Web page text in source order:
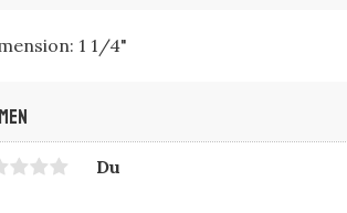
1 1/4"
Du